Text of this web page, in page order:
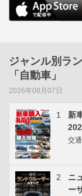
ジャンル別ラ
「自動車」
2026年08月07日
1
新
交
2
ニ
ー